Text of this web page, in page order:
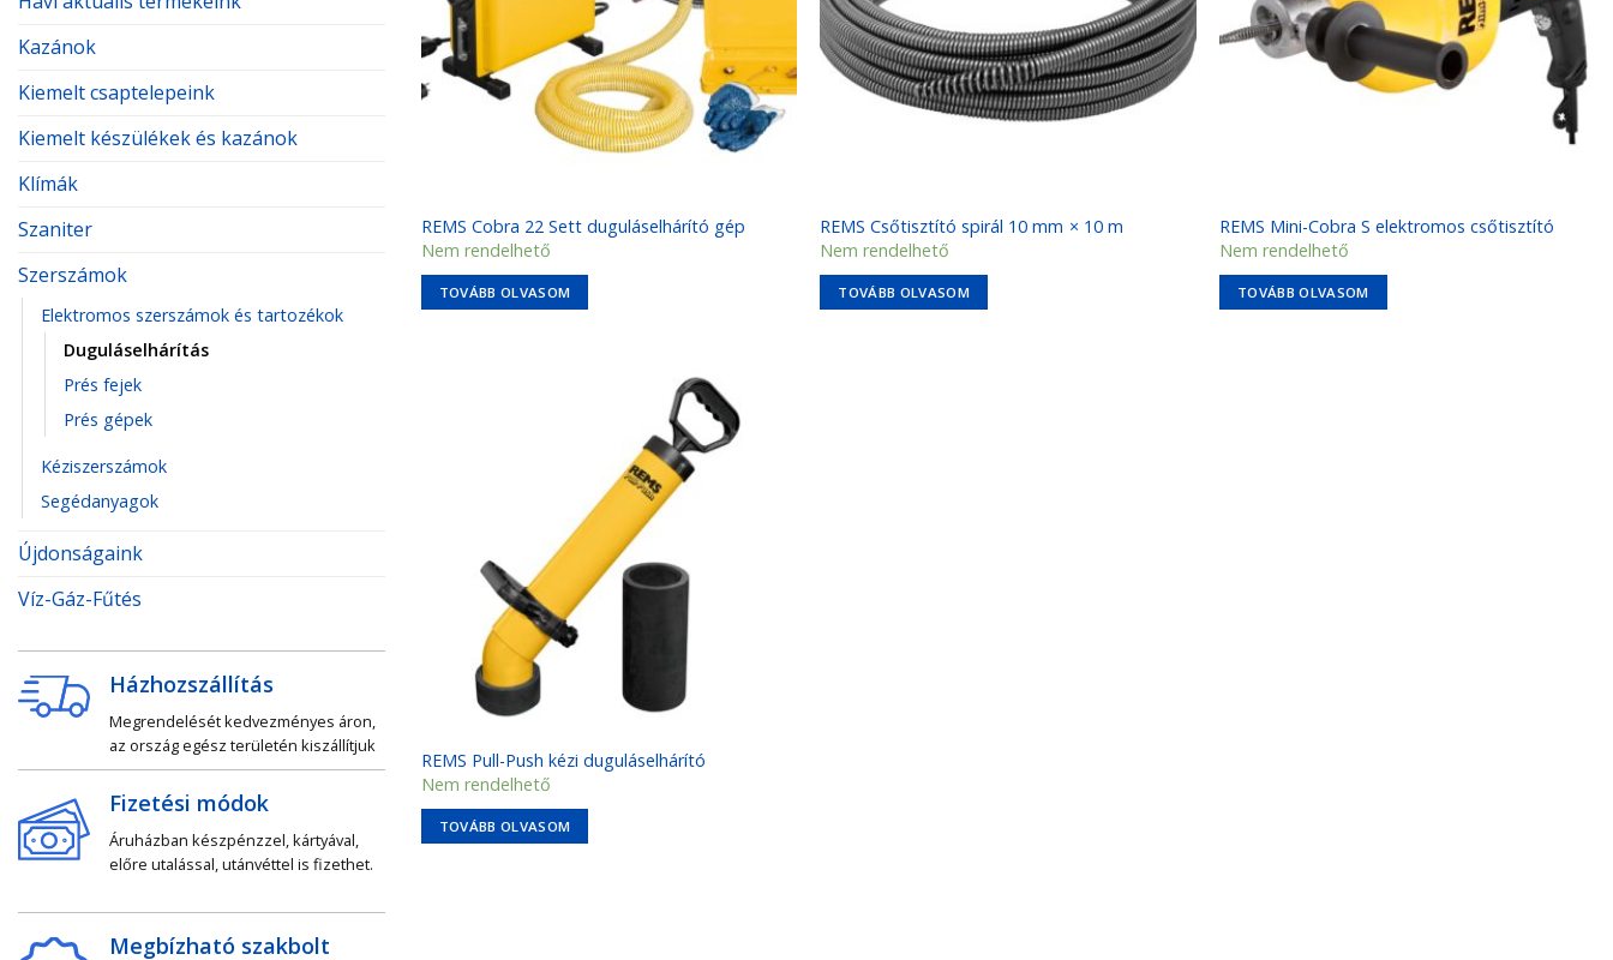
Kazánok
Kiemelt csaptelepeink
Kiemelt készülékek és kazánok
Klímák
Szaniter
Szerszámok
Elektromos szerszámok és tartozékok
Duguláselhárítás
Prés fejek
Prés gépek
Kéziszerszámok
Segédanyagok
Újdonságaink
Víz-Gáz-Fűtés
Házhozszállítás
Megrendelését kedvezményes áron,
az ország egész területén kiszállítjuk
Fizetési módok
Áruházban készpénzzel, kártyával,
előre utalással, utánvéttel is fizethet.
Megbízható szakbolt
REMS Cobra 22 Sett duguláselhárító gép
Nem rendelhető
TOVÁBB OLVASOM
REMS Csőtisztító spirál 10 mm × 10 m
Nem rendelhető
TOVÁBB OLVASOM
REMS Mini-Cobra S elektromos csőtisztító
Nem rendelhető
TOVÁBB OLVASOM
Kedvencekhez
REMS Pull-Push kézi duguláselhárító
Nem rendelhető
TOVÁBB OLVASOM